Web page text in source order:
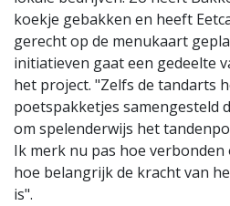
koekje gebakken en heeft
gerecht op de menukaart
initiatieven gaat een gedeelte
het project. "Zelfs de tandarts
poetspakketjes samengesteld
om spelenderwijs het
Ik merk nu pas hoe
hoe belangrijk de kracht van
is".